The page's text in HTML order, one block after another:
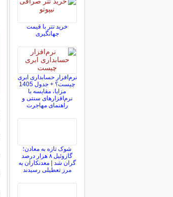
خرید تتر با قیمت
جهانگیری
نرم‌افزار حسابداری ابری
چیست؟ + جدول 1405
مزایا، مقایسه با
نرم‌افزارهای سنتی و
راهنمای مهاجرت
شوک تازه به معادن؛
گازوئیل ۸ هزار درصد
گران شد | معدنکاران به
مرز تعطیلی رسیدند